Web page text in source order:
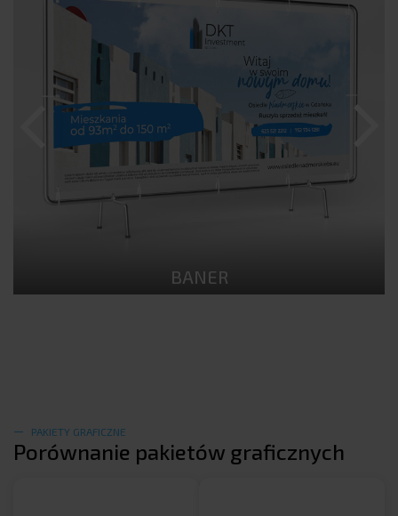
BANER
PAKIETY GRAFICZNE
Porównanie pakietów graficznych